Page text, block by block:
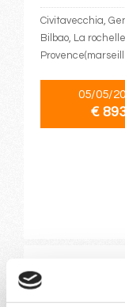
Civitavecchia,
Bilbao, La
05/05/
€
Nord Europa